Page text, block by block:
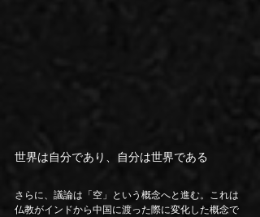
世界は自分であり、自分は世界である
さらに、議論は「空」という概念へと進む。これは
仏教がインドから中国に渡った際に変化した概念で